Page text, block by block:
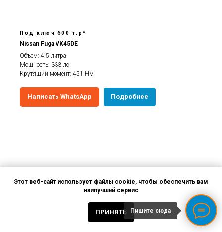
Под ключ 600 т.р*
Nissan Fuga VK45DE
Объем: 4.5 литра
Мощность: 333 лс
Крутящий момент: 451 Нм
Написать WhatsApp Подробнее
Этот веб-сайт использует файлы cookie, чтобы обеспечить вам
наилучший сервис
ПРИНЯТЬ Пишите сюда